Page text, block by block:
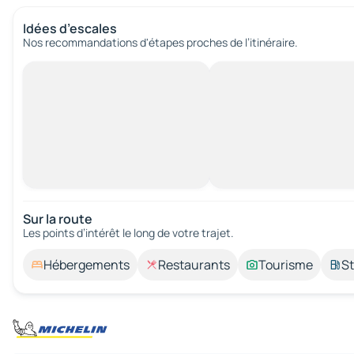
Idées d’escales
Nos recommandations d'étapes proches de l’itinéraire.
Sur la route
Les points d’intérêt le long de votre trajet.
Hébergements Restaurants Tourisme